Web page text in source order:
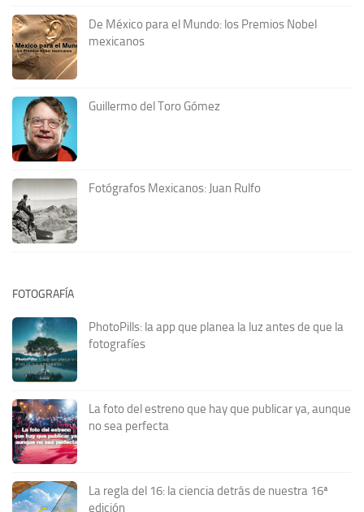
De México para el Mundo: los Premios Nobel
mexicanos
Guillermo del Toro Gómez
Fotógrafos Mexicanos: Juan Rulfo
FOTOGRAFÍA
PhotoPills: la app que planea la luz antes de que la
fotografíes
La foto del estreno que hay que publicar ya, aunque
no sea perfecta
La regla del 16: la ciencia detrás de nuestra 16ª
edición